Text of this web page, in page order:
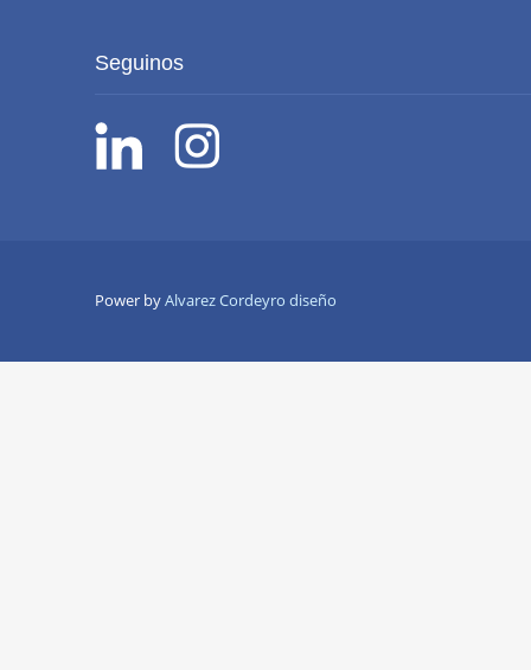
Seguinos
Power byAlvarez Cordeyro diseño